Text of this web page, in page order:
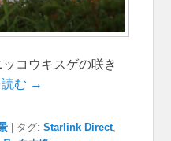
コウキスゲの咲き
読む →
タグ: Starlink Direct,